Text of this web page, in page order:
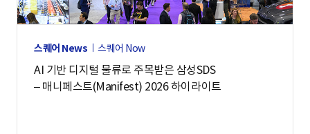
보
.
스퀘어 News 스퀘어 Now
AI 기반 디지털 물류로 주목받은 삼성SDS
– 매니페스트(Manifest) 2026 하이라이트